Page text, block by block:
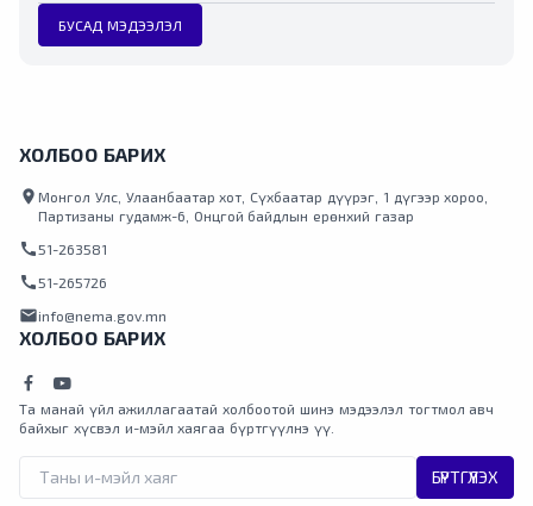
БУСАД МЭДЭЭЛЭЛ
ХОЛБОО БАРИХ
location_on Монгол Улс, Улаанбаатар хот, Сүхбаатар дүүрэг, 1 дүгээр хороо,
Партизаны гудамж-6, Онцгой байдлын ерөнхий газар
call 51-263581
call 51-265726
mailinfo@nema.gov.mn
ХОЛБОО БАРИХ
Та манай үйл ажиллагаатай холбоотой шинэ мэдээлэл тогтмол авч
байхыг хүсвэл и-мэйл хаягаа бүртгүүлнэ үү.
БҮРТГҮҮЛЭХ